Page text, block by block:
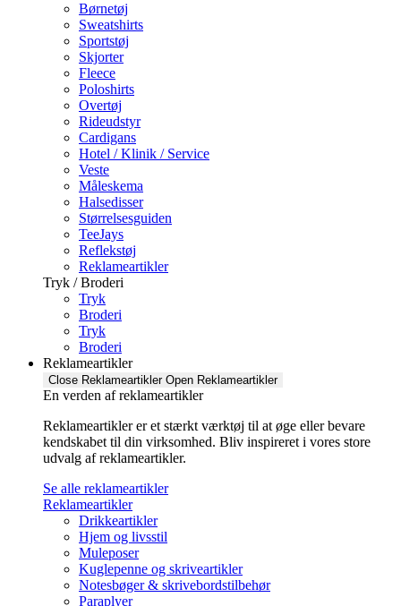
Børnetøj
Sweatshirts
Sportstøj
Skjorter
Fleece
Poloshirts
Overtøj
Rideudstyr
Cardigans
Hotel / Klinik / Service
Veste
Måleskema
Halsedisser
Størrelsesguiden
TeeJays
Reflekstøj
Reklameartikler
Tryk / Broderi
Tryk
Broderi
Tryk
Broderi
Reklameartikler
Close Reklameartikler Open Reklameartikler
En verden af reklameartikler ​
Reklameartikler er et stærkt værktøj til at øge eller bevare
kendskabet til din virksomhed. Bliv inspireret i vores store
udvalg af reklameartikler.
Se alle reklameartikler
Reklameartikler
Drikkeartikler
Hjem og livsstil
Muleposer
Kuglepenne og skriveartikler
Notesbøger & skrivebordstilbehør
Paraplyer